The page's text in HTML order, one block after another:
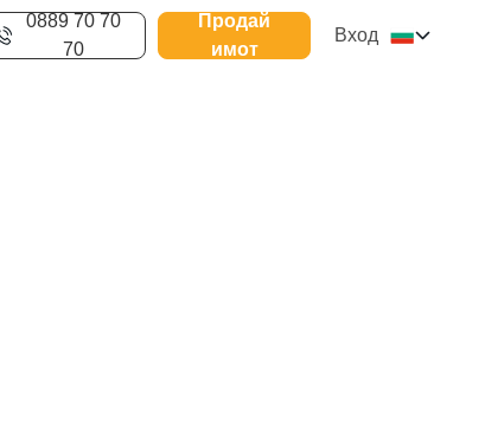
0889 70 70
70
Продай
имот
Вход